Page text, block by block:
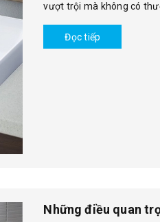
vượt trội mà không có
Đọc tiếp
Những điều quan